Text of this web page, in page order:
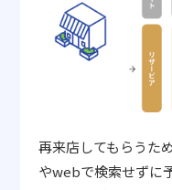
再来店してもらうた
やwebで検索せずに